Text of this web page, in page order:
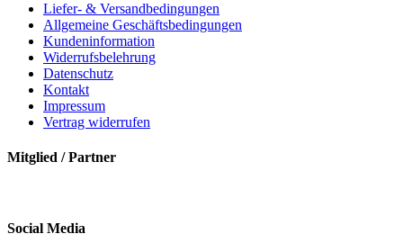
Liefer- & Versandbedingungen
Allgemeine Geschäftsbedingungen
Kundeninformation
Widerrufsbelehrung
Datenschutz
Kontakt
Impressum
Vertrag widerrufen
Mitglied / Partner
Social Media